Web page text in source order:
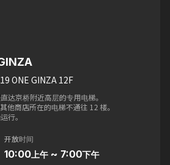
ONE GINZA 12F
达京桥附近高层的专用电梯。
他商店所在的电梯不通往 12 楼。
行。
开放时间
10:00 上午 ~ 7:00下午